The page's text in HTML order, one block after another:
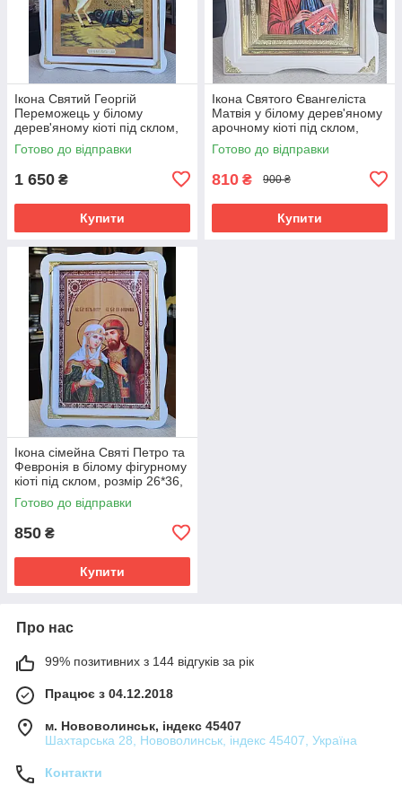
Ікона Святий Георгій
Переможець у білому
дерев'яному кіоті під склом,
розмір кіота 54*40, сюжет
33*46
Готово до відправки
1 650 ₴
Купити
Ікона Святого Євангеліста
Матвія у білому дерев'яному
арочному кіоті під склом,
розмір кіота 28*25, сюжет
15*18.
Готово до відправки
810 ₴ 900 ₴
Купити
Ікона сімейна Святі Петро та
Февронія в білому фігурному
кіоті під склом, розмір 26*36,
cюже 20*30.
Готово до відправки
850 ₴
Купити
Про нас
99% позитивних з 144 відгуків за рік
Працює з 04.12.2018
м. Нововолинськ, індекс 45407
Шахтарська 28, Нововолинськ, індекс 45407, Україна
Контакти